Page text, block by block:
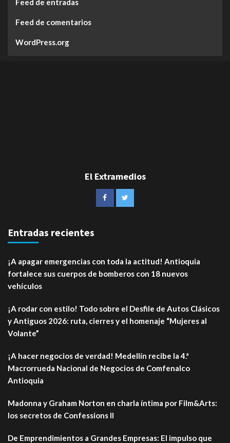
Feed de comentarios
WordPress.org
El Extramedios
Entradas recientes
¡A apagar emergencias con toda la actitud! Antioquia
fortalece sus cuerpos de bomberos con 18 nuevos
vehículos
¡A rodar con estilo! Todo sobre el Desfile de Autos Clásicos
y Antiguos 2026: ruta, cierres y el homenaje “Mujeres al
Volante”
¡A hacer negocios de verdad! Medellín recibe la 4.ª
Macrorrueda Nacional de Negocios de Comfenalco
Antioquia
Madonna y Graham Norton en charla íntima por Film&Arts:
los secretos de Confessions II
De Emprendimientos a Grandes Empresas: El impulso que